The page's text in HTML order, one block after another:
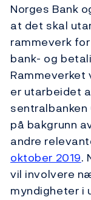
Norges Bank
at det skal
rammeverk
bank- og
er utarbeidet
sentralbanken
på bakgrunn
andre
oktober 2019.
vil involvere
myndigheter i